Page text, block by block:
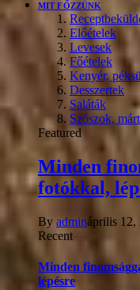
MIT FŐZZÜNK
Előételek
Levesek
Főételek
Kenyér,
Desszertek
Saláták
Szószok,
Featured
Minden
fotókkal,
By admináprilis 12,
Recent
Minden
lépésre